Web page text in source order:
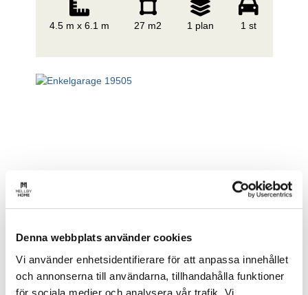
Denna webbplats använder cookies
Vi använder enhetsidentifierare för att anpassa innehållet
och annonserna till användarna, tillhandahålla funktioner
för sociala medier och analysera vår trafik. Vi
4.5 m x 6.1 m 27 m2 1 plan 1 st